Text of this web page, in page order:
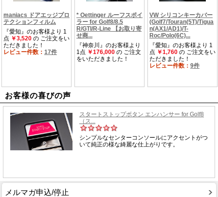
お客様の喜びの声
メルマガ申込/停止